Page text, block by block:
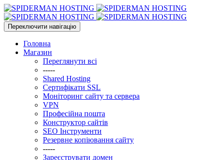
Переключити навігацію
Головна
Магазин
Переглянути всі
-----
Shared Hosting
Сертифікати SSL
Моніторинг сайту та сервера
VPN
Професійна пошта
Конструктор сайтів
SEO Інструменти
Резервне копіювання сайту
-----
Зареєструвати домен